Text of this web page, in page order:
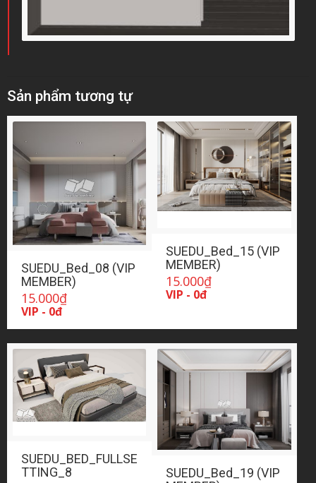
Sản phẩm tương tự
SUEDU_Bed_08 (VIP
MEMBER)
15.000₫
VIP - 0đ
SUEDU_Bed_15 (VIP
MEMBER)
15.000₫
VIP - 0đ
SUEDU_BED_FULLSE
TTING_8
SUEDU_Bed_19 (VIP